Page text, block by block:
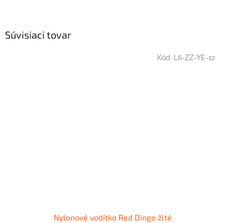
Súvisiaci tovar
Nylonové vodítko Red Dingo žlté
Kód: L6-ZZ-YE-12